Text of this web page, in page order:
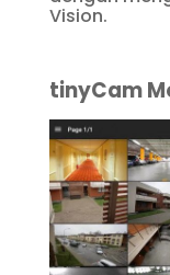
Vision.
tinyCam